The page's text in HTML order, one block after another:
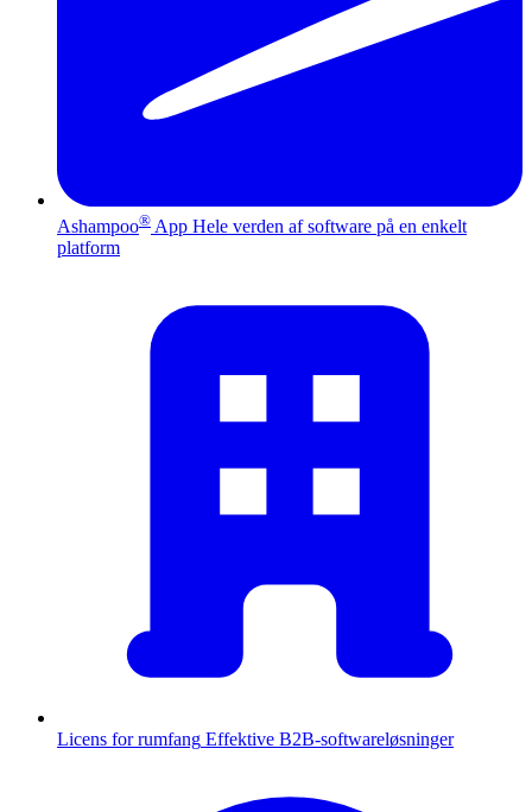
Ashampoo® App Hele verden af software på en enkelt
platform
Licens for rumfang Effektive B2B-softwareløsninger